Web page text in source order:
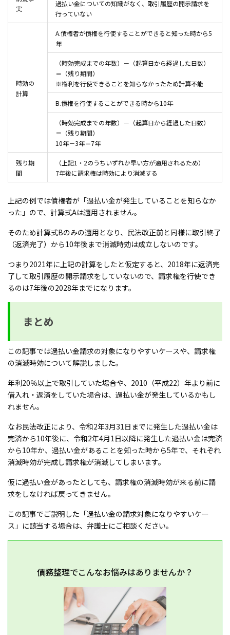
実
過払い金についての知識がなく、取引履歴の開示請求を
行っていない
時効の
計算
A.債権者が債権を行使することができると知った時から5
年
（時効完成までの年数）－（起算日から経過した日数）
＝（残り期間）
※権利を行使できることを知らなかったため計算不能
B.債権を行使することができる時から10年
（時効完成までの年数）－（起算日から経過した日数）
＝（残り期間）
10年－3年＝7年
残り期
間
（上記1・2のうちいずれか早い方が適用されるため）
7年後に請求権は時効により消滅する
上記の例では債権者が「過払い金が発生していることを知らなか
った」ので、計算式Aは適用されません。
そのため計算式Bのみの適用となり、民法改正前と同様に取引終了
（返済完了）から10年後まで消滅時効は成立しないのです。
つまり2021年に上記の計算をしたと仮定すると、2018年に返済完
了して取引履歴の開示請求をしていないので、請求権を行使でき
るのは7年後の2028年までになります。
まとめ
この記事では過払い金請求の対象になりやすいケースや、請求権
の消滅時効について解説しました。
年利20％以上で取引していた場合や、2010（平成22）年より前に
借入れ・返済をしていた場合は、過払い金が発生しているかもし
れません。
なお民法改正により、令和2年3月31日までに発生した過払い金は
完済から10年後に、令和2年4月1日以降に発生した過払い金は完済
から10年か、過払い金があることを知った時から5年で、それぞれ
消滅時効が完成し請求権が消滅してしまいます。
仮に過払い金があったとしても、請求権の消滅時効が来る前に請
求をしなければ戻ってきません。
この記事でご説明した「過払い金の請求対象になりやすいケー
ス」に該当する場合は、弁護士にご相談ください。
債務整理でこんなお悩みはありませんか？